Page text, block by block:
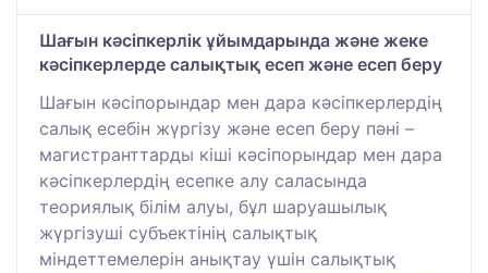
Шағын кәсіпкерлік ұйымдарында және жеке
кәсіпкерлерде салықтық есеп және есеп беру
Шағын кәсіпорындар мен дара кәсіпкерлердің
салық есебін жүргізу және есеп беру пәні –
магистранттарды кіші кәсіпорындар мен дара
кәсіпкерлердің есепке алу саласында
теориялық білім алуы, бұл шаруашылық
жүргізуші субъектінің салықтық
міндеттемелерін анықтау үшін салықтық